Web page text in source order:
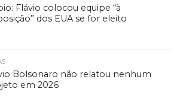
Flávio colocou equipe “à
dos EUA se for eleito
Bolsonaro não relatou nenhum
em 2026